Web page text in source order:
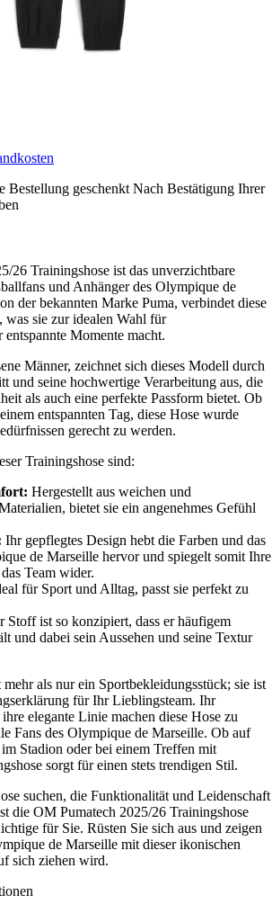
Bestellung geschenkt Nach Bestätigung Ihrer
26 Trainingshose ist das unverzichtbare
und Anhänger des Olympique de
der bekannten Marke Puma, verbindet diese
sie zur idealen Wahl für
Momente macht.
Männer, zeichnet sich dieses Modell durch
und seine hochwertige Verarbeitung aus, die
als auch eine perfekte Passform bietet. Ob
entspannten Tag, diese Hose wurde
gerecht zu werden.
Trainingshose sind:
Hergestellt aus weichen und
bietet sie ein angenehmes Gefühl
Ihr gepflegtes Design hebt die Farben und das
de Marseille hervor und spiegelt somit Ihre
Team wider.
für Sport und Alltag, passt sie perfekt zu
Stoff ist so konzipiert, dass er häufigem
und dabei sein Aussehen und seine Textur
als nur ein Sportbekleidungsstück; sie ist
für Ihr Lieblingsteam. Ihr
elegante Linie machen diese Hose zu
Fans des Olympique de Marseille. Ob auf
Stadion oder bei einem Treffen mit
sorgt für einen stets trendigen Stil.
suchen, die Funktionalität und Leidenschaft
die OM Pumatech 2025/26 Trainingshose
für Sie. Rüsten Sie sich aus und zeigen
de Marseille mit dieser ikonischen
sich ziehen wird.